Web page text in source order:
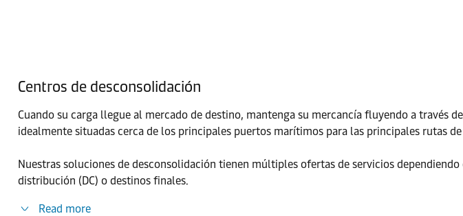
Centros de desconsolidación
Cuando su carga llegue al mercado de destino, mantenga su mercancía fluyendo a través
idealmente situadas cerca de los principales puertos marítimos para las principales rutas
Nuestras soluciones de desconsolidación tienen múltiples ofertas de servicios
distribución (DC) o destinos finales.
Read more